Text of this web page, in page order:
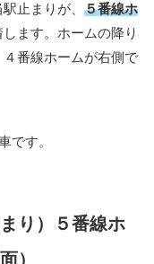
止まりが、 ５番線ホ
ます。ホームの降り
番線ホームが右側で
です。
り）５番線ホ
）